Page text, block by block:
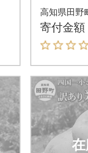
採れた
ゃがい
0kg訳あ
高知県田野
寄付金額